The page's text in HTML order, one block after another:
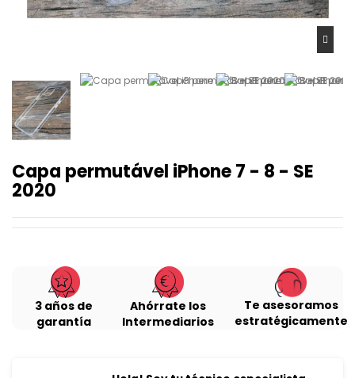
Capa permutável iPhone 7 - 8 - SE
2020
3 años de
garantía
Ahórrate los
Intermediarios
Te asesoramos
estratégicamente